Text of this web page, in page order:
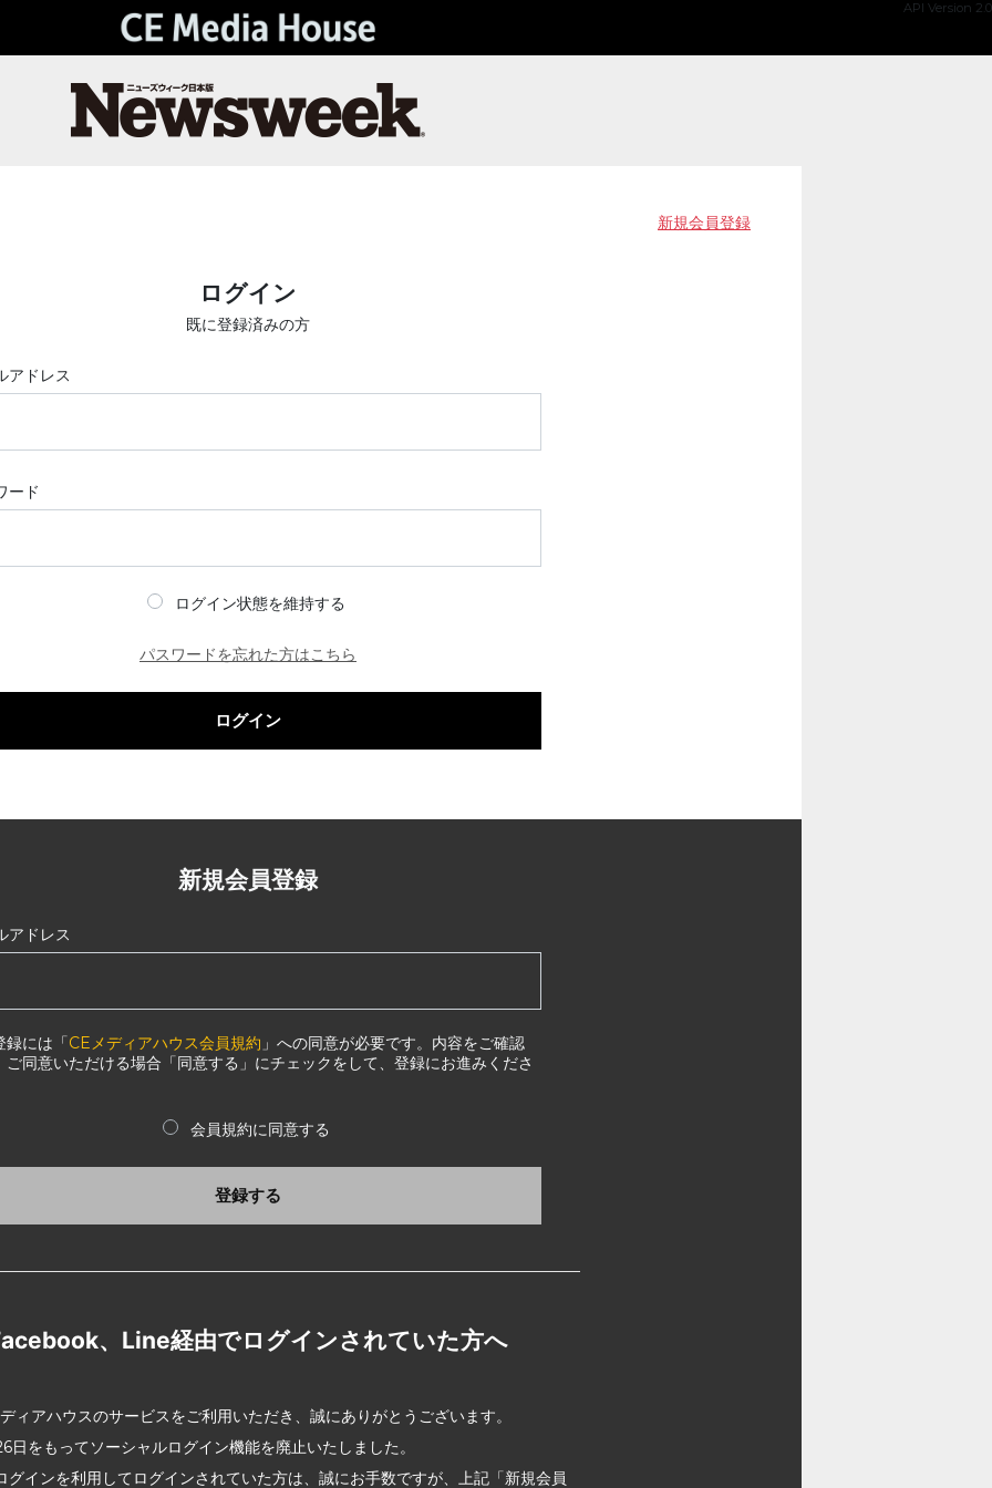
API Version 2.0
新規会員登録
ログイン
既に登録済みの方
アドレス
ード
ログイン状態を維持する
パスワードを忘れた方はこちら
ログイン
新規会員登録
アドレス
録には「CEメディアハウス会員規約 」への同意が必要です。内容をご確認
ご同意いただける場合「同意する」にチェックをして、登録にお進みくださ
会員規約に同意する
登録する
、Line経由でログインされていた方へ
ィアハウスのサービスをご利用いただき、誠にありがとうございます。
日をもってソーシャルログイン機能を廃止いたしました。
グインを利用してログインされていた方は、誠にお手数ですが、上記「新規会員